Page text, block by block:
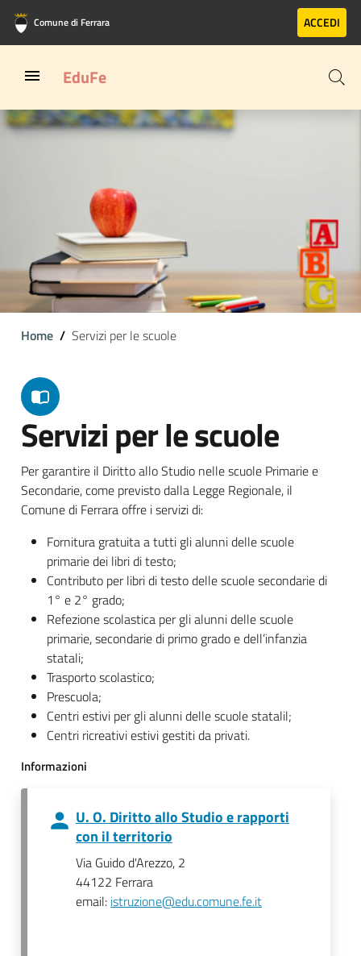
Vai al contenuto principale
Vai al footer
Comune di Ferrara ACCEDI
EduFe
Home Servizi per le scuole
Servizi per le scuole
Per garantire il Diritto allo Studio nelle scuole Primarie e
Secondarie, come previsto dalla Legge Regionale, il
Comune di Ferrara offre i servizi di:
Fornitura gratuita a tutti gli alunni delle scuole
primarie dei libri di testo;
Contributo per libri di testo delle scuole secondarie di
1° e 2° grado;
Refezione scolastica per gli alunni delle scuole
primarie, secondarie di primo grado e dell’infanzia
statali;
Trasporto scolastico;
Prescuola;
Centri estivi per gli alunni delle scuole statalil;
Centri ricreativi estivi gestiti da privati.
Informazioni
U. O. Diritto allo Studio e rapporti
con il territorio
Via Guido d'Arezzo, 2
44122 Ferrara
email: istruzione@edu.comune.fe.it